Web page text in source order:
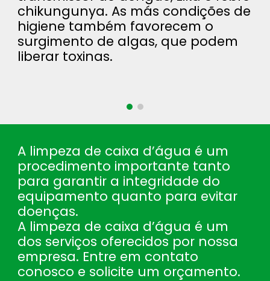
chikungunya. As más condições de
higiene também favorecem o
surgimento de algas, que podem
liberar toxinas.
A limpeza de caixa d’água é um
procedimento importante tanto
para garantir a integridade do
equipamento quanto para evitar
doenças.
A limpeza de caixa d’água é um
dos serviços oferecidos por nossa
empresa. Entre em contato
conosco e solicite um orçamento.